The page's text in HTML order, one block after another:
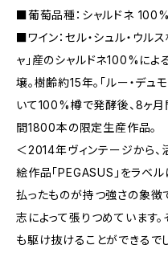
■葡萄品種：シャルドネ 100%
■ワイン：セル・シュル・ウル
ャ」産のシャルドネ100%によ
壌。樹齢約15年。「ルー・デ
いて100%樽で発酵後、8ヶ
間1800本の限定生産作品。
＜2014年ヴィンテージから
絵作品「PEGASUS」をラベ
払ったものが持つ強さの象徴
志によって張りつめています
も駆け抜けることができるでし